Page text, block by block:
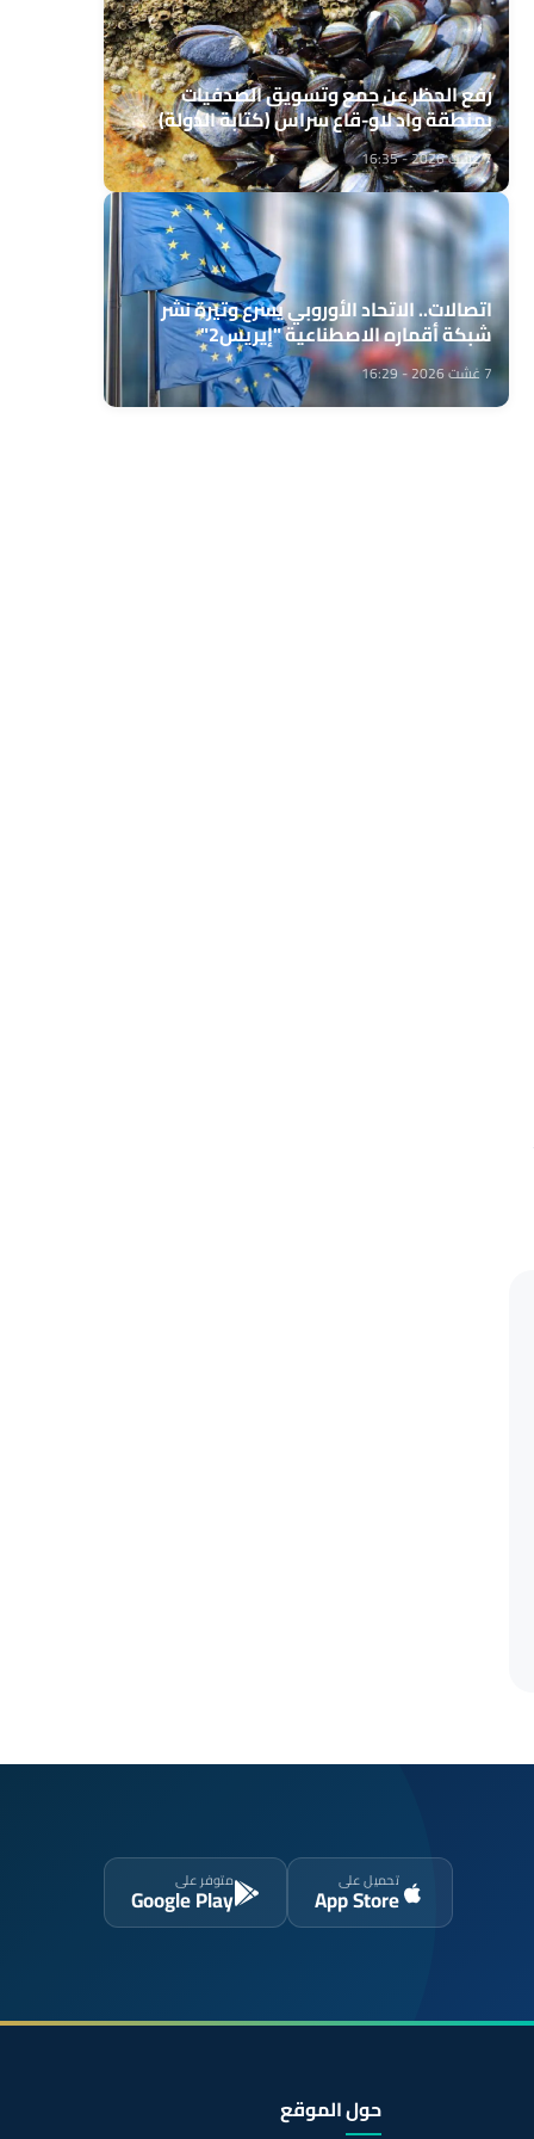
رفع الحظر عن جمع وتسويق الصدفيات
بمنطقة واد لاو-قاع سراس (كتابة الدولة)
7 غشت 2026 - 16:35
اتصالات.. الاتحاد الأوروبي يسرع وتيرة نشر
شبكة أقماره الاصطناعية "إيريس2"
7 غشت 2026 - 16:29
تحميل على
App Store
متوفر على
Google Play
حول الموقع